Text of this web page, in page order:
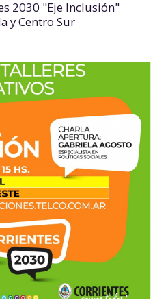
2030 "Eje Inclusión"
y Centro Sur